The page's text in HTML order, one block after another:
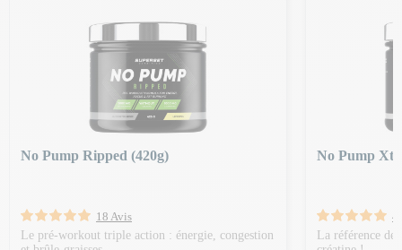
No Pump Ripped (420g)
18 Avis
Le pré-workout triple action : énergie, congestion
No Pump
La référence